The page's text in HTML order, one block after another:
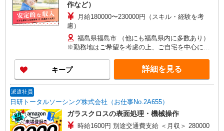
作など）
月給180000〜230000円（スキル・経験を考
慮）
福島県福島市 （他にも福島県内に多数あり）
※勤務地はご希望を考慮の上、ご自宅を中心に通
し）
キープ 詳細を見る
派遣社員
日研トータルソーシング株式会社（お仕事No.2A655）
ガラスクロスの表面処理・機械操作
時給1600円 別途交通費支給 ＜月収＞ 280000